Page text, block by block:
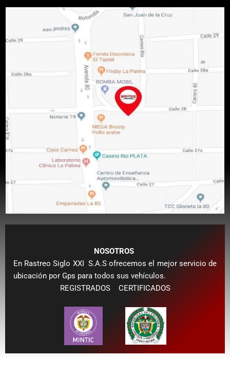
NOSOTROS
En Rastreo Siglo XXI S.A.S ofrecemos el mejor servicio de
ubicación por Gps para todos sus vehículos.
REGISTRADOS CERTIFICADOS